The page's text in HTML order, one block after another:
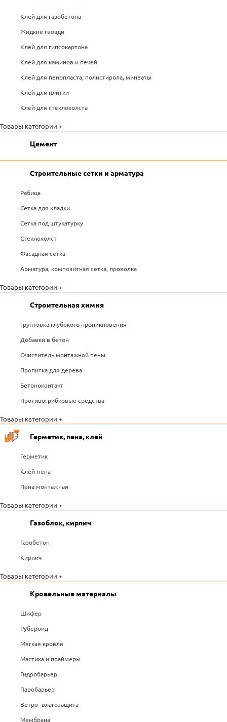
Клей для газобетона
Жидкие гвозди
Клей для гипсокартона
Клей для каминов и печей
Клей для пенопласта, полистирола, минваты
Клей для плитки
Клей для стеклохолста
Товары категории +
Цемент
Строительные сетки и арматура
Рабица
Сетка для кладки
Сетка под штукатурку
Стеклохолст
Фасадная сетка
Арматура, композитная сетка, проволка
Товары категории +
Строительная химия
Грунтовка глубокого проникновения
Добавки в бетон
Очиститель монтажной пены
Пропитка для дерева
Бетоноконтакт
Противогрибковые средства
Товары категории +
Герметик, пена, клей
Герметик
Клей-пена
Пена монтажная
Товары категории +
Газоблок, кирпич
Газобетон
Кирпич
Товары категории +
Кровельные материалы
Шифер
Рубероид
Мягкая кровля
Мастика и праймеры
Гидробарьер
Паробарьер
Ветро- влагозащита
Мембрана